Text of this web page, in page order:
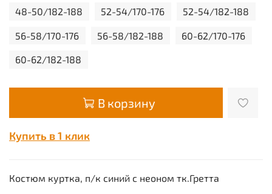
48-50/182-188 52-54/170-176 52-54/182-188
56-58/170-176 56-58/182-188 60-62/170-176
60-62/182-188
В корзину
Купить в 1 клик
Костюм куртка, п/к синий с неоном тк.Гретта